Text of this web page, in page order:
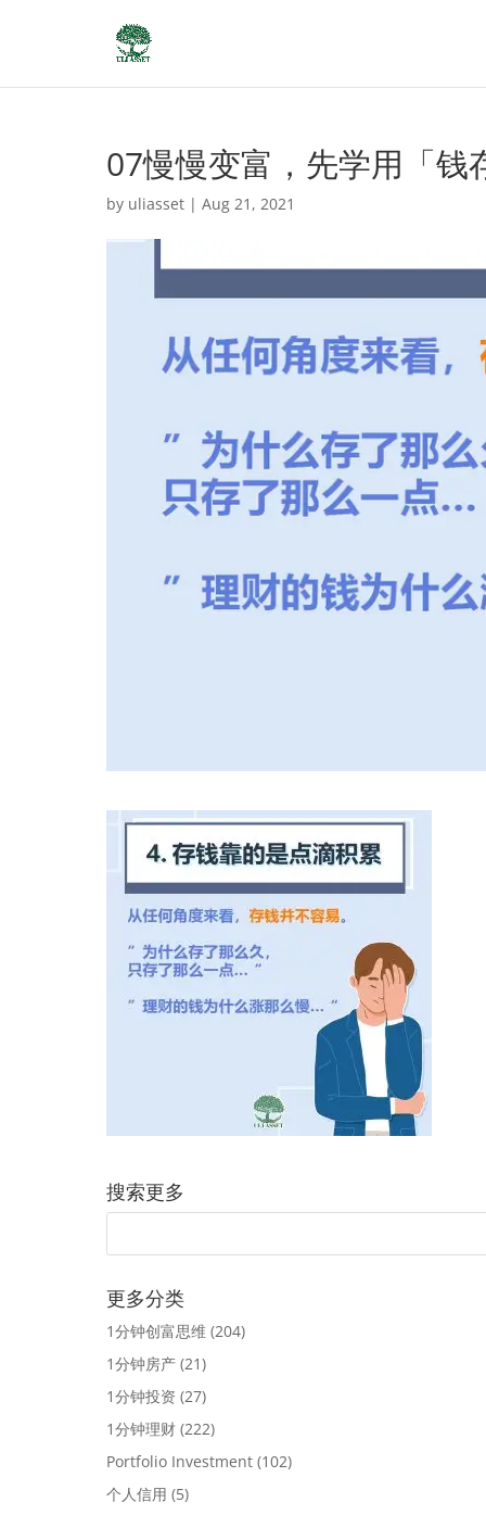
07慢慢变富，先学用「钱
by uliasset | Aug 21, 2021
搜索更多
更多分类
1分钟创富思维 (204)
1分钟房产 (21)
1分钟投资 (27)
1分钟理财 (222)
Portfolio Investment (102)
个人信用 (5)